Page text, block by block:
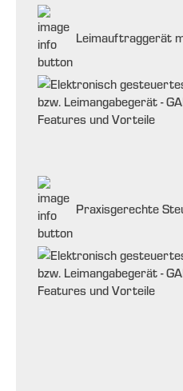
Leimauftraggerät
Praxisgerechte